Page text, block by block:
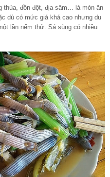
thùa, đồn đột, địa sâm… là món ăn
dù có mức giá khá cao nhưng du
lần nếm thử. Sá sùng có nhiều